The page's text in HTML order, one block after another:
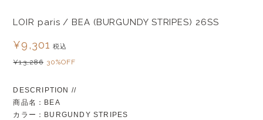
LOIR paris / BEA (BURGUNDY STRIPES) 26SS
¥9,301 税込
¥13,286 30%OFF
DESCRIPTION //
商品名：BEA
カラー：BURGUNDY STRIPES